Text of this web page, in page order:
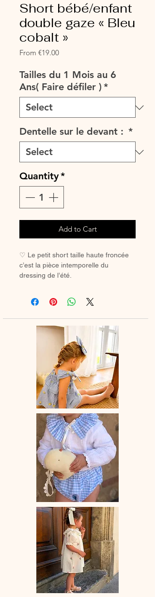
Short bébé/enfant
double gaze « Bleu
cobalt »
From €19.00Sale
Tailles du 1 Mois au 6
Ans( Faire défiler ) *
Dentelle sur le devant : *
Quantity*
Add to Cart
♡ Le petit short taille haute froncée
c’est la pièce intemporelle du
dressing de l’été.
manches courtes ou à bretelles.
Le short taille légèrement grand, si
vous hésitez entre deux tailles
prendre celle du dessous.
♡ Le délai de fabrication est de 15 à
28 jours ouvrés selon les commandes
en cours.
♡ Lavage à la main ou en machine
30° max, couleurs similaires, cycle
délicat. Ne pas utilser de sèche-linge.